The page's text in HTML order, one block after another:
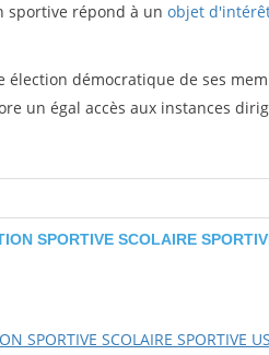
sportive répond à un objet
élection démocratique de ses
un égal accès aux instances
SPORTIVE SCOLAIRE
SPORTIVE SCOLAIRE SPORTIVE